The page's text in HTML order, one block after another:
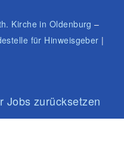
Kirche in Oldenburg –
für Hinweisgeber |
Jobs zurücksetzen